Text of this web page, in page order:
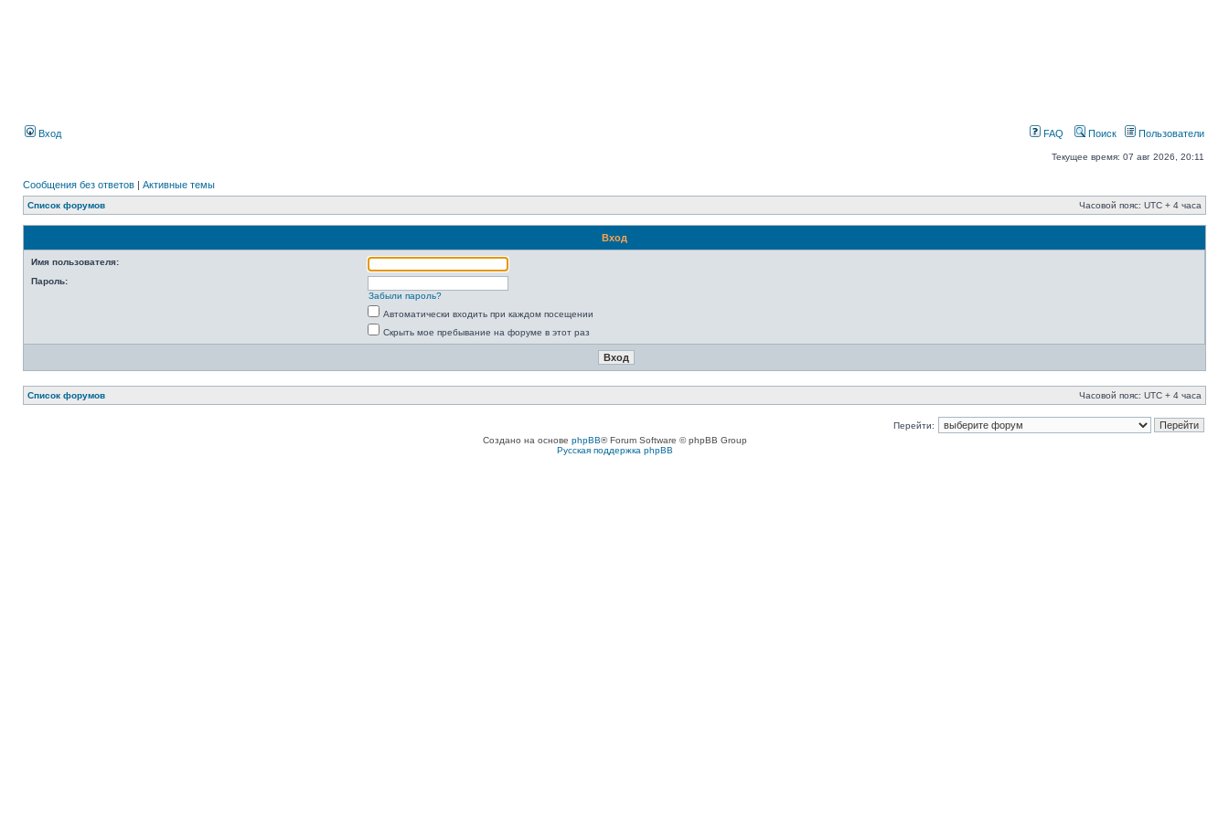
Вход FAQ Поиск Пользователи
Текущее время: 07 авг 2026, 20:11
Сообщения без ответов | Активные темы
Список форумов Часовой пояс: UTC + 4 часа
Вход
Имя пользователя:
Пароль:
Забыли пароль?
Автоматически входить при каждом посещении
Скрыть мое пребывание на форуме в этот раз
Список форумов Часовой пояс: UTC + 4 часа
Перейти:
Создано на основе phpBB® Forum Software © phpBB Group
Русская поддержка phpBB